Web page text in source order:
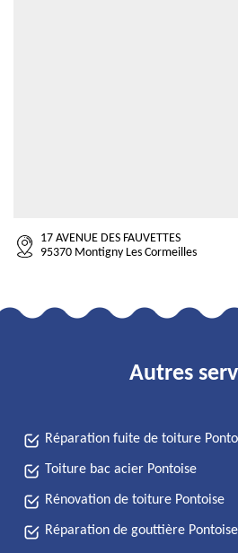
17 AVENUE DES FAUVETTES
95370 Montigny Les Cormeilles
Autres
Réparation fuite de toiture
Toiture bac acier Pontoise
Rénovation de toiture Pontoise
Réparation de gouttière Pontoise